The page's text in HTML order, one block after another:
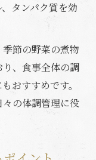
タンパク質を効
節の野菜の煮物
、食事全体の調
おすすめです。
の体調管理に役